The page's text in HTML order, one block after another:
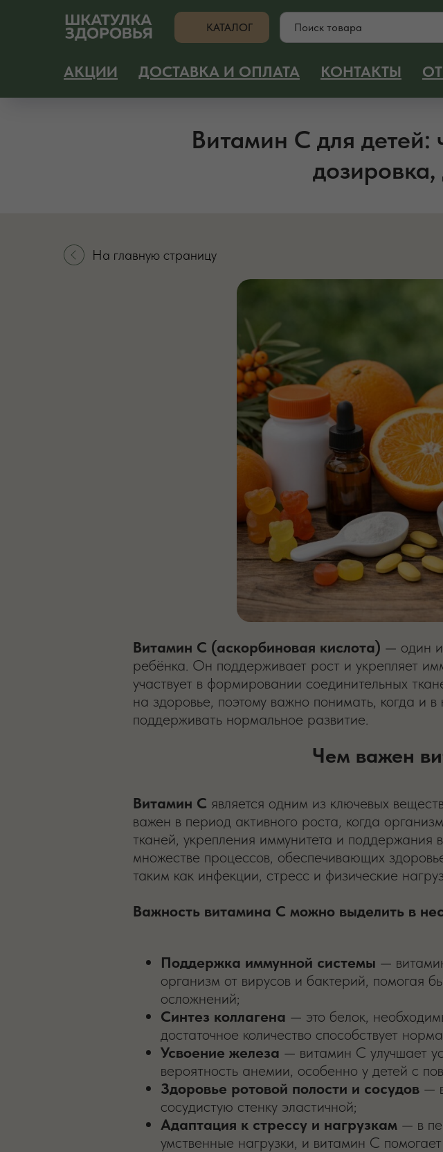
КАТАЛОГ
АКЦИИ ДОСТАВКА И ОПЛАТА КОНТАКТЫ
Витамин C для
На главную страницу
Витамин C (аскорбиновая кислота) — один
ребёнка. Он поддерживает рост и укрепляет
участвует в формировании соединительных
на здоровье, поэтому важно понимать, когда и в
поддерживать нормальное развитие.
Чем важен
Витамин C является одним из ключевых
важен в период активного роста, когда
тканей, укрепления иммунитета и поддержания
множестве процессов, обеспечивающих
таким как инфекции, стресс и физические
Важность витамина C можно выделить в
Поддержка иммунной системы —
организм от вирусов и бактерий, помогая
осложнений;
Синтез коллагена — это белок,
достаточное количество способствует
Усвоение железа — витамин C улучшает
вероятность анемии, особенно у детей с
Здоровье ротовой полости и сосудов —
сосудистую стенку эластичной;
Адаптация к стрессу и нагрузкам — в
умственные нагрузки, и витамин C